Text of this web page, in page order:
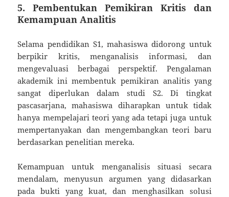
5. Pembentukan Pemikiran Kritis dan
Kemampuan Analitis
Selama pendidikan S1, mahasiswa didorong untuk
berpikir kritis, menganalisis informasi, dan
mengevaluasi berbagai perspektif. Pengalaman
akademik ini membentuk pemikiran analitis yang
sangat diperlukan dalam studi S2. Di tingkat
pascasarjana, mahasiswa diharapkan untuk tidak
hanya mempelajari teori yang ada tetapi juga untuk
mempertanyakan dan mengembangkan teori baru
berdasarkan penelitian mereka.
Kemampuan untuk menganalisis situasi secara
mendalam, menyusun argumen yang didasarkan
pada bukti yang kuat, dan menghasilkan solusi